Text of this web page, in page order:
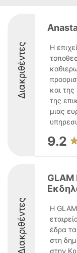
Διακριθέντες
Η
και
της
μιας
9.2
Διακριθέντες
Η
έδρα τα
στη
στην